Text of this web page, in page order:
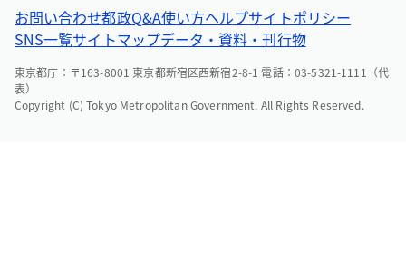
お問い合わせ都政Q&A使い方ヘルプサイトポリシー
SNS一覧サイトマップデータ・資料・刊行物
東京都庁：〒163-8001 東京都新宿区西新宿2-8-1 電話：03-5321-1111（代
表）
Copyright (C) Tokyo Metropolitan Government. All Rights Reserved.